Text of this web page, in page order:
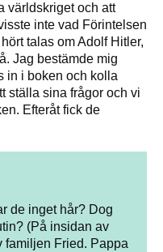
världskriget och att
inte vad Förintelsen
talas om Adolf Hitler,
Jag bestämde mig
in i boken och kolla
ställa sina frågor och vi
Efteråt fick de
de inget hår? Dog
(På insidan av
familjen Fried. Pappa